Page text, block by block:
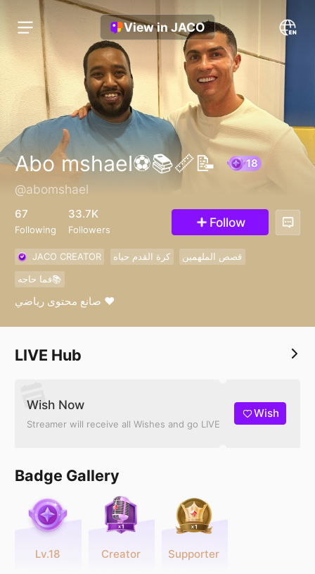
View in JACO
Abo mshael⚽️📚📏📝
@abomshael
67
Following
33.7K
Followers Follow
JACO CREATOR كرة القدم حياه
قصص الملهمين
فما حاجه📚
صانع محتوى رياضي ❤️
LIVE Hub
Wish Now
Streamer will receive all Wishes and go LIVE
Wish
Badge Gallery
Lv.18 Creator Supporter